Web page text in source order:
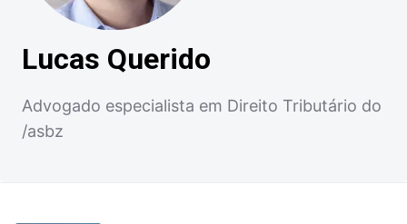
Lucas Querido
Advogado especialista em Direito Tributário do
/asbz